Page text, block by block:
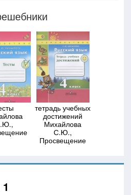
тетрадь учебных
достижений
Михайлова
С.Ю.,
Просвещение